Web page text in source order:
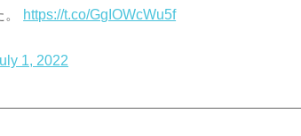
https://t.co/GgIOWcWu5f
1, 2022